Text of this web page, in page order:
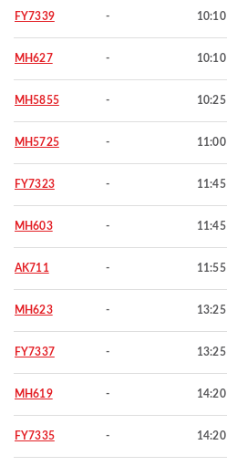
FY7339 - 10:10
MH627 - 10:10
MH5855 - 10:25
MH5725 - 11:00
FY7323 - 11:45
MH603 - 11:45
AK711 - 11:55
MH623 - 13:25
FY7337 - 13:25
MH619 - 14:20
FY7335 - 14:20